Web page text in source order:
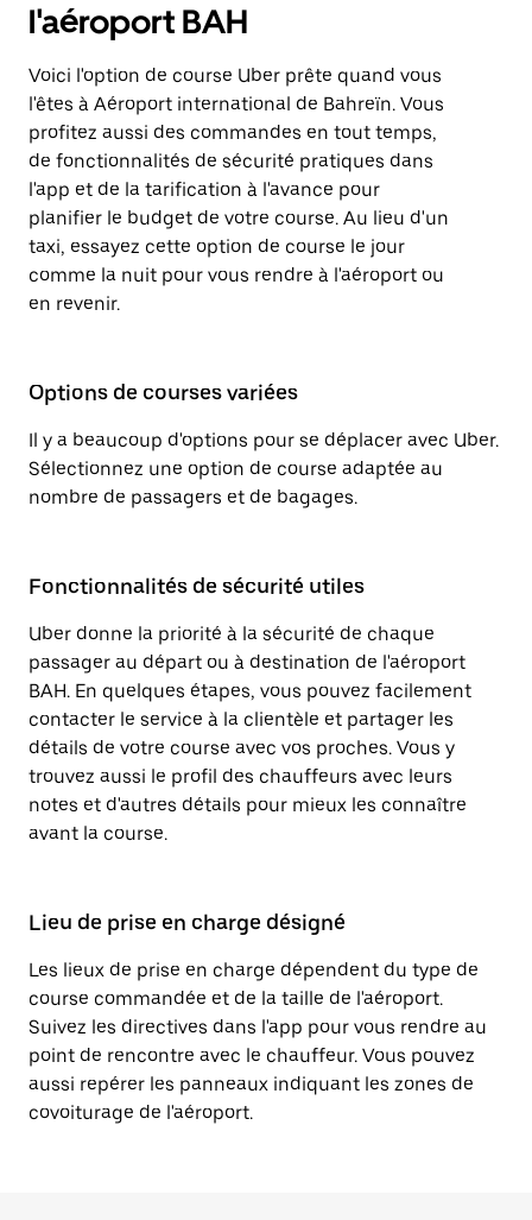
l'aéroport BAH
Voici l'option de course Uber prête quand vous
l'êtes à Aéroport international de Bahreïn. Vous
profitez aussi des commandes en tout temps,
de fonctionnalités de sécurité pratiques dans
l'app et de la tarification à l'avance pour
planifier le budget de votre course. Au lieu d'un
taxi, essayez cette option de course le jour
comme la nuit pour vous rendre à l'aéroport ou
en revenir.
Options de courses variées
Il y a beaucoup d'options pour se déplacer avec Uber.
Sélectionnez une option de course adaptée au
nombre de passagers et de bagages.
Fonctionnalités de sécurité utiles
Uber donne la priorité à la sécurité de chaque
passager au départ ou à destination de l'aéroport
BAH. En quelques étapes, vous pouvez facilement
contacter le service à la clientèle et partager les
détails de votre course avec vos proches. Vous y
trouvez aussi le profil des chauffeurs avec leurs
notes et d'autres détails pour mieux les connaître
avant la course.
Lieu de prise en charge désigné
Les lieux de prise en charge dépendent du type de
course commandée et de la taille de l'aéroport.
Suivez les directives dans l'app pour vous rendre au
point de rencontre avec le chauffeur. Vous pouvez
aussi repérer les panneaux indiquant les zones de
covoiturage de l'aéroport.